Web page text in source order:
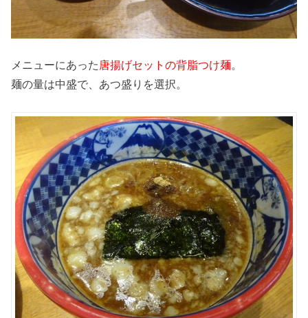
メニューにあった 唐揚げセットの背脂つけ麺。
麺の量は中盛で、あつ盛りを選択。